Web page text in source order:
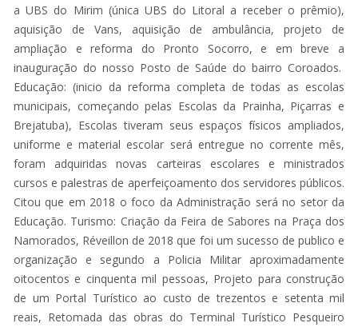
a UBS do Mirim (única UBS do Litoral a receber o prêmio),
aquisição de Vans, aquisição de ambulância, projeto de
ampliação e reforma do Pronto Socorro, e em breve a
inauguração do nosso Posto de Saúde do bairro Coroados.
Educação: (inicio da reforma completa de todas as escolas
municipais, começando pelas Escolas da Prainha, Piçarras e
Brejatuba), Escolas tiveram seus espaços físicos ampliados,
uniforme e material escolar será entregue no corrente mês,
foram adquiridas novas carteiras escolares e ministrados
cursos e palestras de aperfeiçoamento dos servidores públicos.
Citou que em 2018 o foco da Administração será no setor da
Educação. Turismo: Criação da Feira de Sabores na Praça dos
Namorados, Réveillon de 2018 que foi um sucesso de publico e
organização e segundo a Policia Militar aproximadamente
oitocentos e cinquenta mil pessoas, Projeto para construção
de um Portal Turístico ao custo de trezentos e setenta mil
reais, Retomada das obras do Terminal Turístico Pesqueiro